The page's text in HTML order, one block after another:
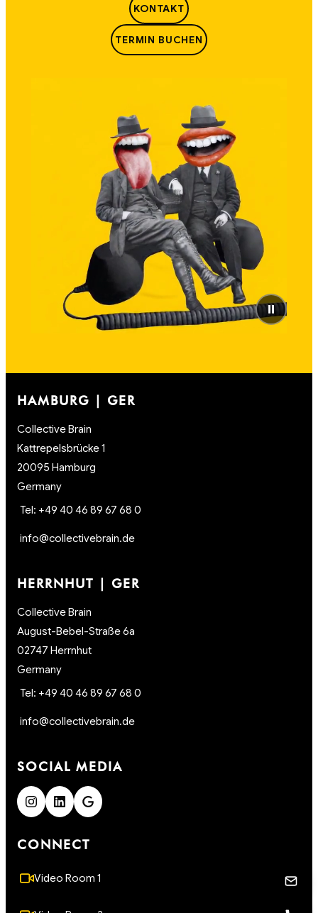
KONTAKT
TERMIN BUCHEN
⏸
HAMBURG | GER
Collective Brain
Kattrepelsbrücke 1
20095 Hamburg
Germany
Tel: +49 40 46 89 67 68 0
info@collectivebrain.de
HERRNHUT | GER
Collective Brain
August-Bebel-Straße 6a
02747 Herrnhut
Germany
Tel: +49 40 46 89 67 68 0
info@collectivebrain.de
SOCIAL MEDIA
CONNECT
Video Room 1